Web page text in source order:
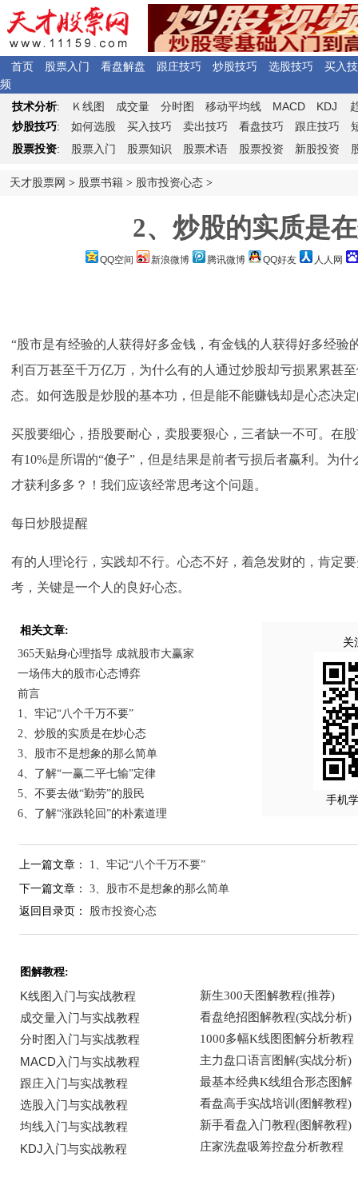
首页 股票入门 看盘解盘 跟庄技巧 炒股技巧 选股技巧
买入
频
技术分析: Ｋ 线图 成交量 分时图 移动平均线 MACD KDJ
炒股技巧: 如何选股 买入技巧 卖出技巧 看盘技巧 跟庄技巧
股票投资: 股票入门 股票知识 股票术语 股票投资 新股投资
天才股票网 > 股票书籍 > 股市投资心态 >
2、炒股的实质是
QQ空间 新浪微博 腾讯微博 QQ好友 人人网
“股市是有经验的人获得好多金钱，有金钱的人获得好多经验
利百万甚至千万亿万，为什么有的人通过炒股却亏损累累甚
态。如何选股是炒股的基本功，但是能不能赚钱却是心态决
买股要细心，捂股要耐心，卖股要狠心，三者缺一不可。在
有10%是所谓的“傻子”，但是结果是前者亏损后者赢利。为
才获利多多？！我们应该经常思考这个问题。
每日炒股提醒
有的人理论行，实践却不行。心态不好，着急发财的，肯定
考，关键是一个人的良好心态。
相关文章:
365天贴身心理指导 成就股市大赢家
一场伟大的股市心态博弈
前言
1、牢记“八个千万不要”
2、炒股的实质是在炒心态
3、股市不是想象的那么简单
4、了解“一赢二平七输”定律
5、不要去做“勤劳”的股民
6、了解“涨跌轮回”的朴素道理
关
手机
上一篇文章： 1、牢记“八个千万不要”
下一篇文章： 3、股市不是想象的那么简单
返回目录页： 股市投资心态
图解教程: